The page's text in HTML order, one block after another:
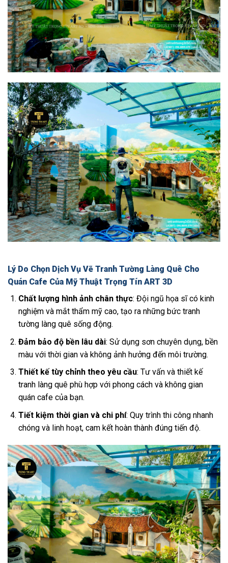
Lý Do Chọn Dịch Vụ Vẽ Tranh Tường Làng Quê Cho
Quán Cafe Của Mỹ Thuật Trọng Tín ART 3D
Chất lượng hình ảnh chân thực: Đội ngũ họa sĩ có kinh
nghiệm và mắt thẩm mỹ cao, tạo ra những bức tranh
tường làng quê sống động.
Đảm bảo độ bền lâu dài: Sử dụng sơn chuyên dụng, bền
màu với thời gian và không ảnh hưởng đến môi trường.
Thiết kế tùy chỉnh theo yêu cầu: Tư vấn và thiết kế
tranh làng quê phù hợp với phong cách và không gian
quán cafe của bạn.
Tiết kiệm thời gian và chi phí: Quy trình thi công nhanh
chóng và linh hoạt, cam kết hoàn thành đúng tiến độ.